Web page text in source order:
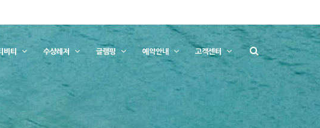
비티 수상레저 글램핑 예약안내 고객센터